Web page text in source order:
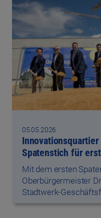
05.05.2026
Spatenstich für
Mit dem ersten
Oberbürgermeister
Stadtwerk-